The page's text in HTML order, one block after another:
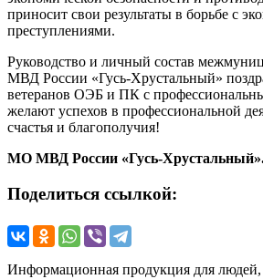
приносит свои результаты в борьбе с
преступлениями.
Руководство и личный состав
МВД России «Гусь-Хрустальный»
ветеранов ОЭБ и ПК с
желают успехов в профессиональной
счастья и благополучия!
МО МВД России «Гусь-
Поделиться ссылкой:
Информационная продукция для людей,